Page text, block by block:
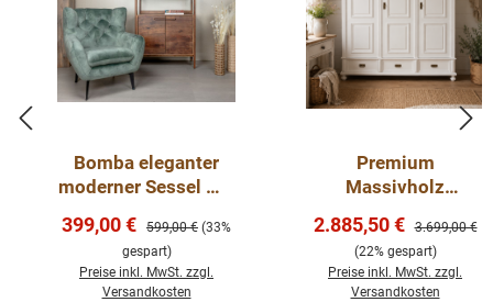
Bomba eleganter
moderner Sessel mit
verschiedenen
Farben
Verkaufspreis:
399,00 € Regulärer Preis:
599,00 € (33%
gespart)
Preise inkl. MwSt. zzgl.
Versandkosten
Premium
Massivholz
Landhausstil – 200
cm – Weiß –
Zerlegbar
Verkaufspreis:
2.885,50 € Regulärer
3.699,00 €
(22% gespart)
Preise inkl. MwSt. zzgl.
Versandkosten